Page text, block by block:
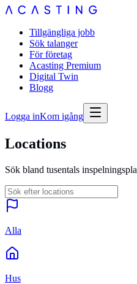
Tillgängliga jobb
Sök talanger
För företag
Acasting Premium
Digital Twin
Blogg
Logga inKom igång
Locations
Sök bland tusentals
Alla
Hus